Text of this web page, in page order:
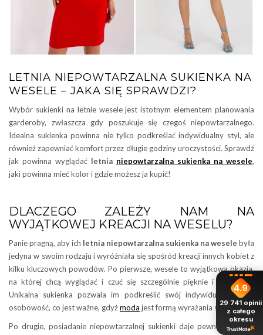
LETNIA NIEPOWTARZALNA SUKIENKA NA
WESELE – JAKA SIĘ SPRAWDZI?
Wybór sukienki na letnie wesele jest istotnym elementem planowania
garderoby, zwłaszcza gdy poszukuje się czegoś niepowtarzalnego.
Idealna sukienka powinna nie tylko podkreślać indywidualny styl, ale
również zapewniać komfort przez długie godziny uroczystości. Sprawdź
jak powinna wyglądać letnia niepowtarzalna sukienka na wesele,
jaki powinna mieć kolor i gdzie możesz ja kupić!
DLACZEGO ZALEŻY NAM NA
WYJĄTKOWEJ KREACJI NA WESELU?
Panie pragną, aby ich letnia niepowtarzalna sukienka na wesele była
jedyna w swoim rodzaju i wyróżniała się spośród kreacji innych kobiet z
kilku kluczowych powodów. Po pierwsze, wesele to wyjątkowa okazja,
na której chcą wyglądać i czuć się szczególnie pięknie i elegancko.
Unikalna sukienka pozwala im podkreślić swój indywidualny styl i
osobowość, co jest ważne, gdyżmoda jest formą wyrażania siebie.
Po drugie, posiadanie niepowtarzalnej sukienki daje pewność, że nie
4.9
29 741 opinii
z całego
okresu